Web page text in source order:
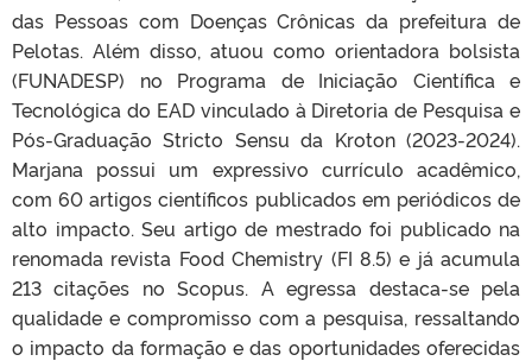
das Pessoas com Doenças Crônicas da prefeitura de
Pelotas. Além disso, atuou como orientadora bolsista
(FUNADESP) no Programa de Iniciação Científica e
Tecnológica do EAD vinculado à Diretoria de Pesquisa e
Pós-Graduação Stricto Sensu da Kroton (2023-2024).
Marjana possui um expressivo currículo acadêmico,
com 60 artigos científicos publicados em periódicos de
alto impacto. Seu artigo de mestrado foi publicado na
renomada revista Food Chemistry (FI 8.5) e já acumula
213 citações no Scopus. A egressa destaca-se pela
qualidade e compromisso com a pesquisa, ressaltando
o impacto da formação e das oportunidades oferecidas